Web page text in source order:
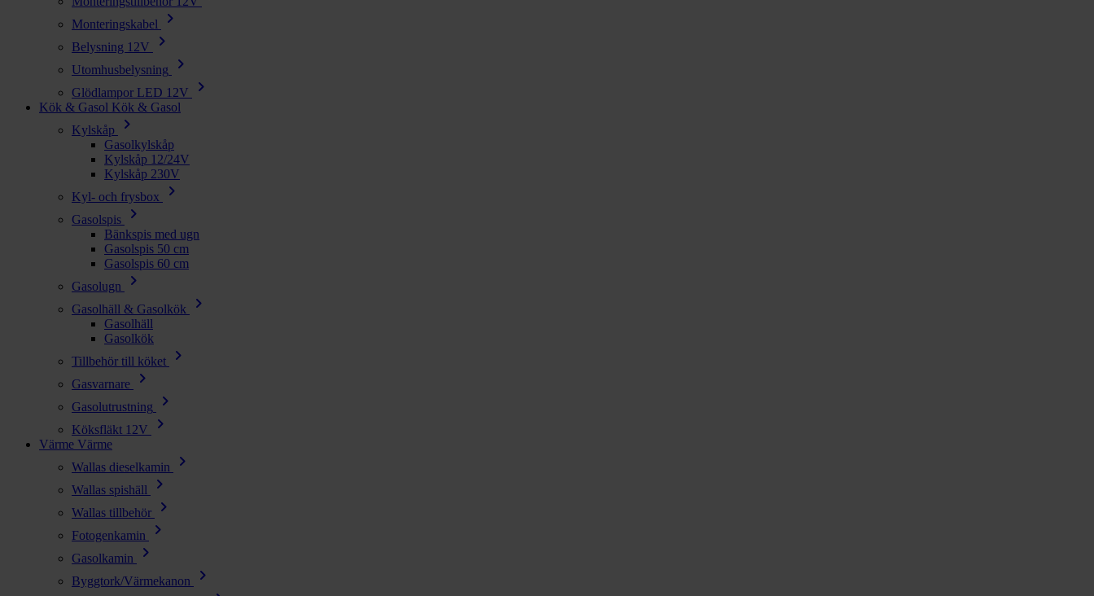
Monteringskabel chevron_right
Belysning 12V chevron_right
Utomhusbelysning chevron_right
Glödlampor LED 12V chevron_right
Kök & Gasol Kök & Gasol
Kylskåp
chevron_right
Gasolkylskåp
Kylskåp 12/24V
Kylskåp 230V
Kyl- och frysbox
chevron_right
Gasolspis chevron_right
Bänkspis med ugn
Gasolspis 50 cm
Gasolspis 60 cm
Gasolugn
chevron_right
Gasolhäll & Gasolkök chevron_right
Gasolhäll
Gasolkök
Tillbehör till köket
chevron_right
Gasvarnare chevron_right
Gasolutrustning chevron_right
Köksfläkt 12V chevron_right
Värme Värme
Wallas dieselkamin
chevron_right
Wallas spishäll chevron_right
Wallas tillbehör chevron_right
Fotogenkamin chevron_right
Gasolkamin chevron_right
Byggtork/Värmekanon chevron_right